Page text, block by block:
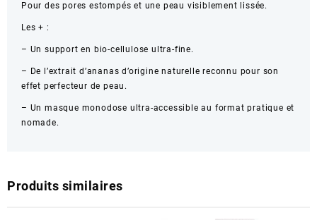
Pour des pores estompés et une peau visiblement lissée.
Les + :
– Un support en bio-cellulose ultra-fine.
– De l’extrait d’ananas d’origine naturelle reconnu pour son
effet perfecteur de peau.
– Un masque monodose ultra-accessible au format pratique et
nomade.
Produits similaires